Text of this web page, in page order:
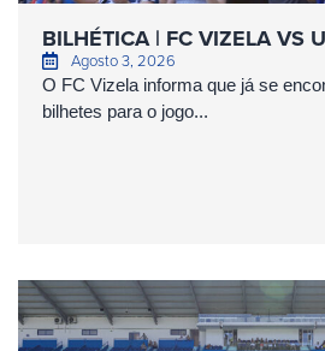
BILHÉTICA | FC VIZELA VS
Agosto 3, 2026
O FC Vizela informa que já se
bilhetes para o jogo...